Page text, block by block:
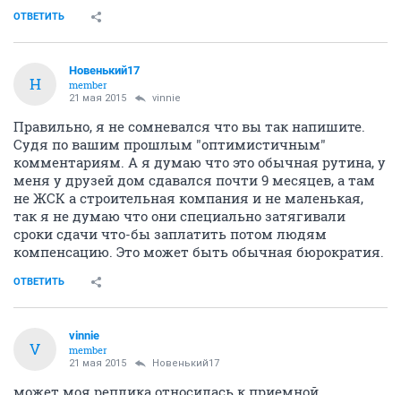
ОТВЕТИТЬ
Н
Новенький17
member
21 мая 2015 vinnie
Правильно, я не сомневался что вы так напишите.
Судя по вашим прошлым "оптимистичным"
комментариям. А я думаю что это обычная рутина, у
меня у друзей дом сдавался почти 9 месяцев, а там
не ЖСК а строительная компания и не маленькая,
так я не думаю что они специально затягивали
сроки сдачи что-бы заплатить потом людям
компенсацию. Это может быть обычная бюрократия.
ОТВЕТИТЬ
V
vinnie
member
21 мая 2015 Новенький17
может моя реплика относилась к приемной